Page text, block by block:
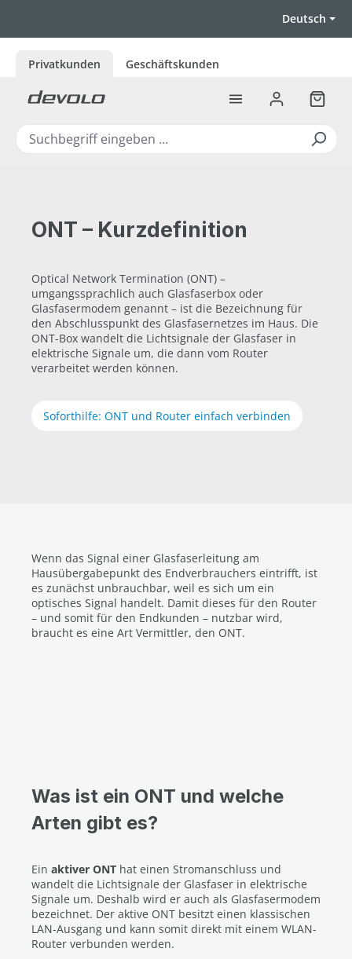
Deutsch
Privatkunden Geschäftskunden
ONT – Kurzdefinition
Optical Network Termination (ONT) –
umgangssprachlich auch Glasfaserbox oder
Glasfasermodem genannt – ist die Bezeichnung für
den Abschlusspunkt des Glasfasernetzes im Haus. Die
ONT-Box wandelt die Lichtsignale der Glasfaser in
elektrische Signale um, die dann vom Router
verarbeitet werden können.
Soforthilfe: ONT und Router einfach verbinden
Wenn das Signal einer Glasfaserleitung am
Hausübergabepunkt des Endverbrauchers eintrifft, ist
es zunächst unbrauchbar, weil es sich um ein
optisches Signal handelt. Damit dieses für den Router
– und somit für den Endkunden – nutzbar wird,
braucht es eine Art Vermittler, den ONT.
Was ist ein ONT und welche
Arten gibt es?
Ein aktiver ONT hat einen Stromanschluss und
wandelt die Lichtsignale der Glasfaser in elektrische
Signale um. Deshalb wird er auch als Glasfasermodem
bezeichnet. Der aktive ONT besitzt einen klassischen
LAN-Ausgang und kann somit direkt mit einem WLAN-
Router verbunden werden.